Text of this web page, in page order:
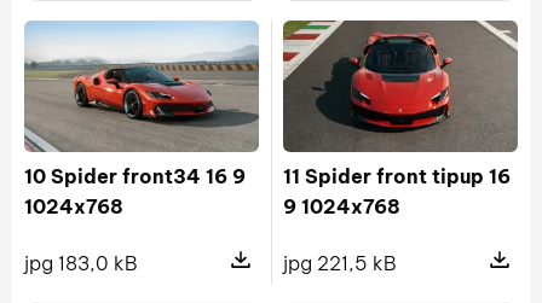
10 Spider front34 16 9
1024x768
jpg 183,0 kB
Pokaż szczegóły pliku 10 Spider
11 Spider front tipup 16
9 1024x768
jpg 221,5 kB